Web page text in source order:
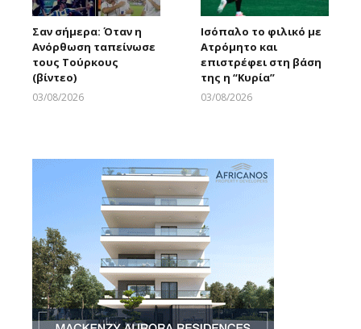
Σαν σήμερα: Όταν η
Ανόρθωση ταπείνωσε
τους Τούρκους
(βίντεο)
03/08/2026
Ισόπαλο το φιλικό με
Ατρόμητο και
επιστρέφει στη βάση
της η “Κυρία”
03/08/2026